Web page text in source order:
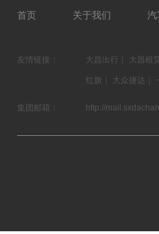
首页 关于我们 汽
友情链接： 大昌出行 大昌租赁
红旗 大众捷达
集团邮箱： http://